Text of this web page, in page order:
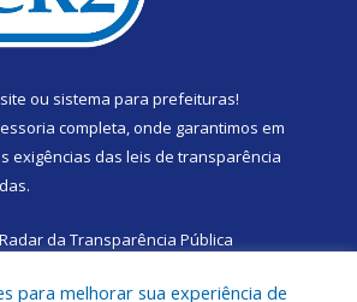
ou sistema para prefeituras!
completa, onde garantimos em
exigências das leis de transparência
Radar da Transparência Pública
para melhorar sua experiência de